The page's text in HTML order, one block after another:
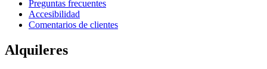
Preguntas frecuentes
Accesibilidad
Comentarios de clientes
Alquileres